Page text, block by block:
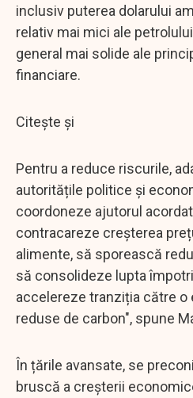
inclusiv puterea dolarului
relativ mai mici ale
general mai solide ale
financiare.
Citește și
Pentru a reduce riscurile,
autoritățile politice și
coordoneze ajutorul
contracareze creșterea
alimente, să sporească
să consolideze lupta
accelereze tranziția către
reduse de carbon", spune
În țările avansate, se
bruscă a creșterii